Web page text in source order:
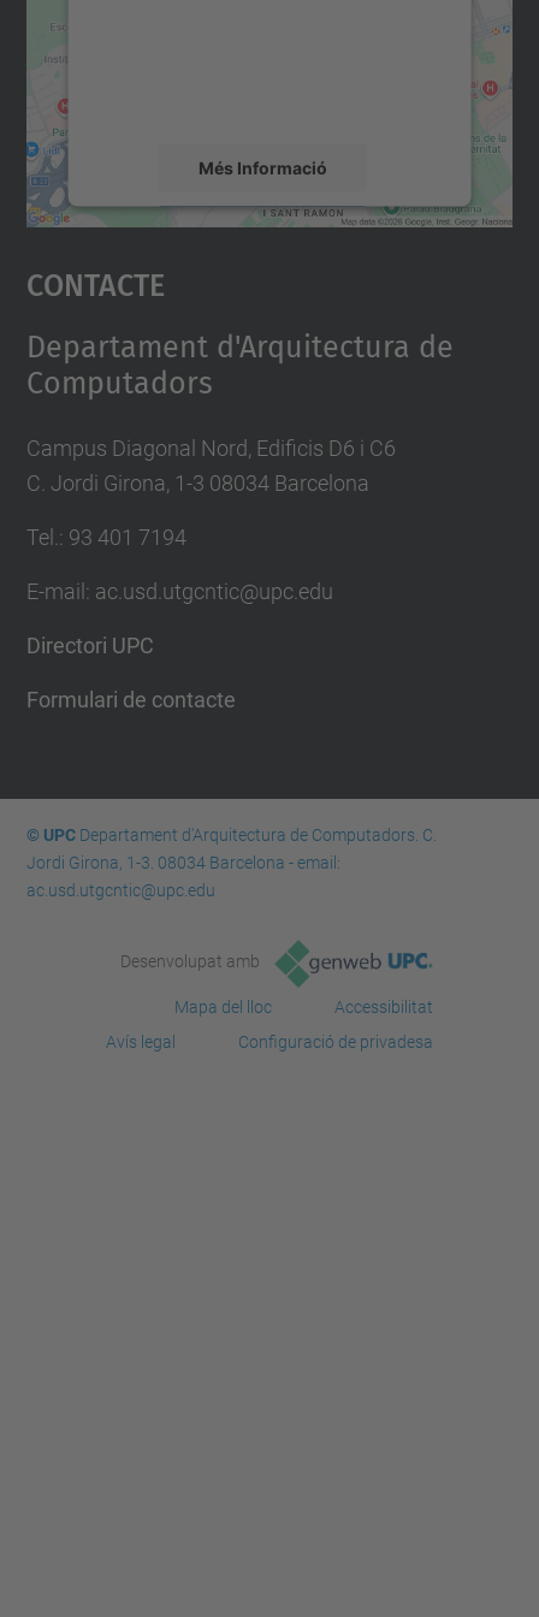
Més Informació
Accepta
powered by
Contacte
Departament d'Arquitectura de
Computadors
Campus Diagonal Nord, Edificis D6 i C6
C. Jordi Girona, 1-3 08034 Barcelona
Tel.: 93 401 7194
E-mail: ac.usd.utgcntic@upc.edu
Directori UPC
Formulari de contacte
© UPCDepartament d'Arquitectura de Computadors. C.
Jordi Girona, 1-3. 08034 Barcelona - email:
ac.usd.utgcntic@upc.edu
Desenvolupat amb
Mapa del lloc
Accessibilitat
Avís legal
Configuració de privadesa